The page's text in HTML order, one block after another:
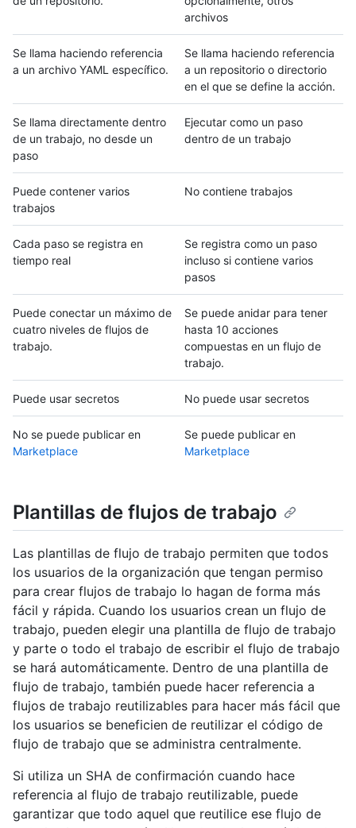
archivos
Se llama haciendo referencia
a un archivo YAML específico.
Se llama haciendo referencia
a un repositorio o directorio
en el que se define la acción.
Se llama directamente dentro
de un trabajo, no desde un
paso
Ejecutar como un paso
dentro de un trabajo
Puede contener varios
trabajos
No contiene trabajos
Cada paso se registra en
tiempo real
Se registra como un paso
incluso si contiene varios
pasos
Puede conectar un máximo de
cuatro niveles de flujos de
trabajo.
Se puede anidar para tener
hasta 10 acciones
compuestas en un flujo de
trabajo.
Puede usar secretos No puede usar secretos
No se puede publicar en
Marketplace
Se puede publicar en
Marketplace
Plantillas de flujos de trabajo
Las plantillas de flujo de trabajo permiten que todos
los usuarios de la organización que tengan permiso
para crear flujos de trabajo lo hagan de forma más
fácil y rápida. Cuando los usuarios crean un flujo de
trabajo, pueden elegir una plantilla de flujo de trabajo
y parte o todo el trabajo de escribir el flujo de trabajo
se hará automáticamente. Dentro de una plantilla de
flujo de trabajo, también puede hacer referencia a
flujos de trabajo reutilizables para hacer más fácil que
los usuarios se beneficien de reutilizar el código de
flujo de trabajo que se administra centralmente.
Si utiliza un SHA de confirmación cuando hace
referencia al flujo de trabajo reutilizable, puede
garantizar que todo aquel que reutilice ese flujo de